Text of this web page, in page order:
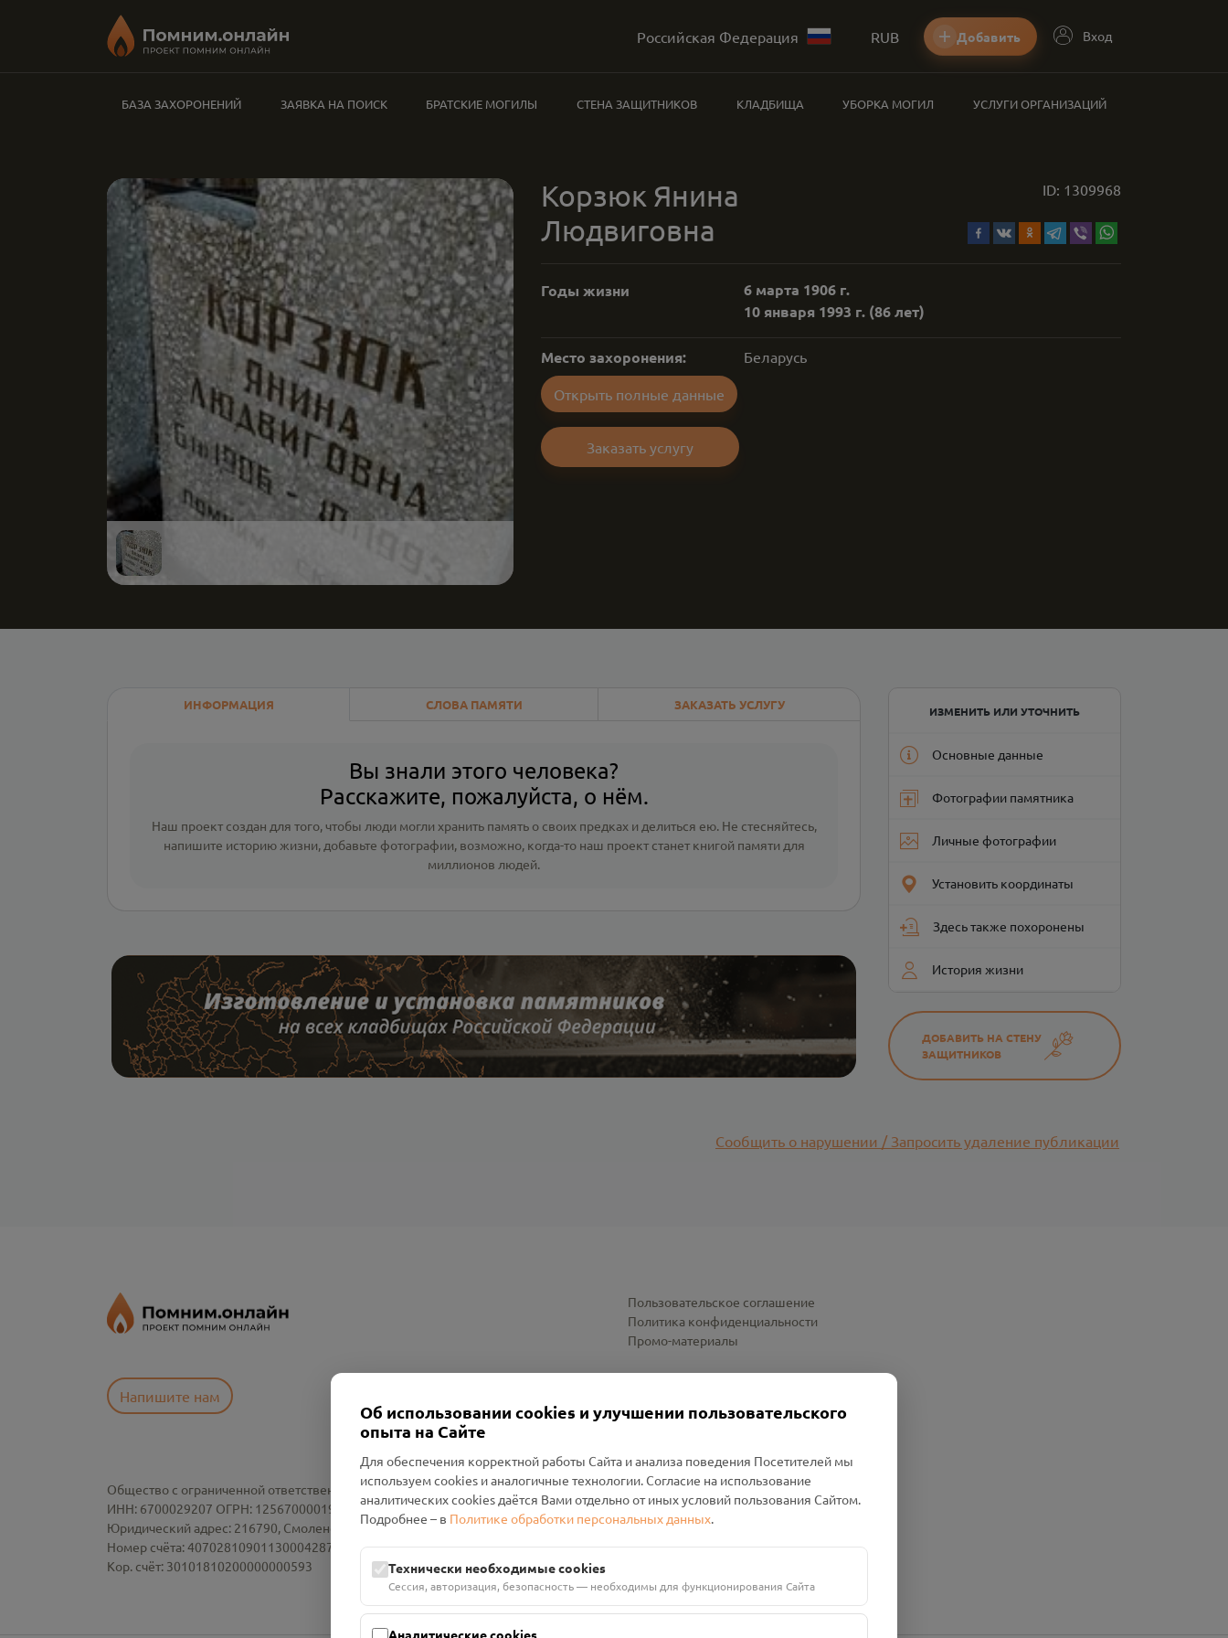
Российская Федерация RUB Добавить Вход
БАЗА ЗАХОРОНЕНИЙ ЗАЯВКА НА ПОИСК БРАТСКИЕ МОГИЛЫ СТЕНА ЗАЩИТНИКОВ КЛАДБИЩА УБОРКА МОГИЛ УСЛУГИ ОРГАНИЗАЦИЙ
Kopзюк Янина
Людвиговна
ID: 1309968
Годы жизни
6 марта 1906 г.
10 января 1993 г. (86 лет)
Место захоронения: Беларусь
Открыть полные данные
Заказать услугу
ИНФОРМАЦИЯ СЛОВА ПАМЯТИ ЗАКАЗАТЬ УСЛУГУ
Вы знали этого человека?
Расскажите, пожалуйста, о нём.
Наш проект создан для того, чтобы люди могли хранить память о своих предках и делиться ею. Не стесняйтесь,
напишите историю жизни, добавьте фотографии, возможно, когда-то наш проект станет книгой памяти для
миллионов людей.
ИЗМЕНИТЬ ИЛИ УТОЧНИТЬ
Основные данные
Фотографии памятника
Личные фотографии
Установить координаты
Здесь также похоронены
История жизни
ДОБАВИТЬ НА СТЕНУ
ЗАЩИТНИКОВ
Сообщить о нарушении / Запросить удаление публикации
Напишите нам
Пользовательское соглашение
Политика конфиденциальности
Промо-материалы
Общество с ограниченной ответственностью «Смоленский Проект Помним»
ИНН: 6700029207 ОГРН: 1256700001986
Юридический адрес: 216790, Смоленская область, р-н Руднянский, г. Рудня, улица Западная, д. 26А, пом. 18
Номер счёта: 40702810901130004287 в АО "АЛЬФА-БАНК"
Кор. счёт: 30101810200000000593
Об использовании cookies и улучшении пользовательского
опыта на Сайте
Для обеспечения корректной работы Сайта и анализа поведения Посетителей мы
используем cookies и аналогичные технологии. Согласие на использование
аналитических cookies даётся Вами отдельно от иных условий пользования Сайтом.
Подробнее – в Политике обработки персональных данных.
Технически необходимые cookies
Сессия, авторизация, безопасность — необходимы для функционирования Сайта
Аналитические cookies